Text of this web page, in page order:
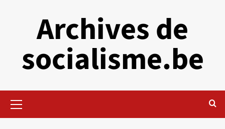
Archives de
socialisme.be
principal